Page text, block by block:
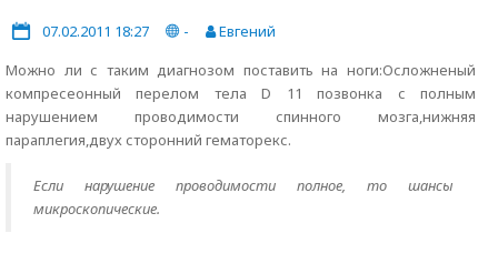
07.02.2011 18:27 -
Евгений
Можно ли с таким диагнозом поставить на ноги:Осложненый
компресеонный перелом тела D 11 позвонка с полным
нарушением проводимости спинного мозга,нижняя
параплегия,двух сторонний гематорекс.
Если нарушение проводимости полное, то шансы
микроскопические.